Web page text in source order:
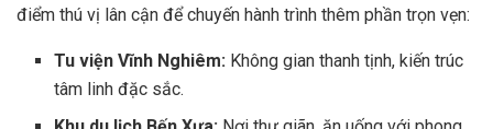
điểm thú vị lân cận để chuyến hành trình thêm phần trọn vẹn:
Tu viện Vĩnh Nghiêm: Không gian thanh tịnh, kiến trúc
tâm linh đặc sắc.